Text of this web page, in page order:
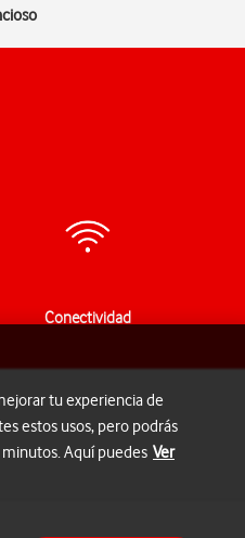
Conectividad
tu experiencia de
estos usos, pero podrás
Aquí puedes Ver